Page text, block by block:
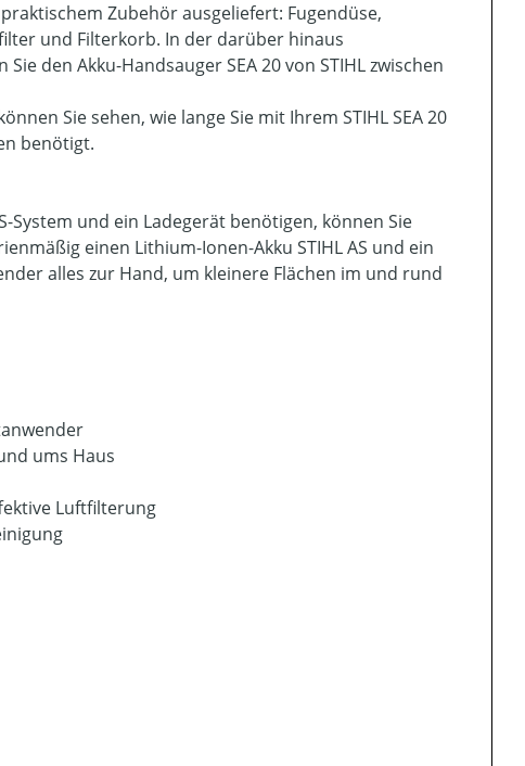
Zubehör ausgeliefert: Fugendüse,
und Filterkorb. In der darüber hinaus
den Akku-Handsauger SEA 20 von STIHL zwischen
Sie sehen, wie lange Sie mit Ihrem STIHL SEA 20
benötigt.
System und ein Ladegerät benötigen, können Sie
einen Lithium-Ionen-Akku STIHL AS und ein
alles zur Hand, um kleinere Flächen im und rund
ums Haus
Luftfilterung